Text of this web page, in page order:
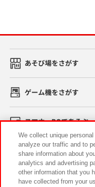
あそび場をさがす
ゲーム機をさがす
スマホ・PCであそぶ
イベント・キャンペーン
We collect unique
analyze our traffic and to
share information about
analytics and advertising
other information that you
have collected from your